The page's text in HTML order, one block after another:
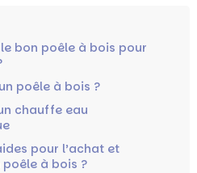
bon poêle à bois pour
poêle à bois ?
chauffe eau
pour l’achat et
poêle à bois ?